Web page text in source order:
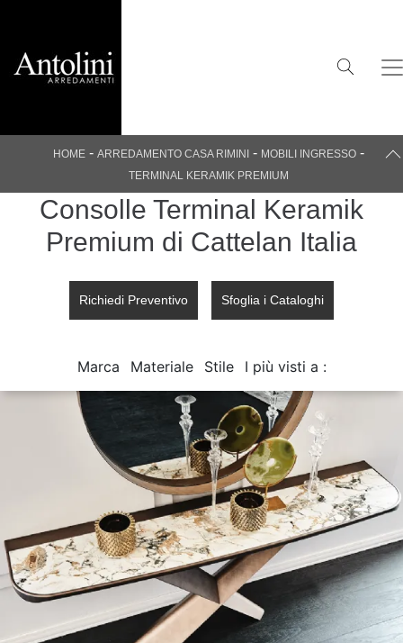
HOME- ARREDAMENTO CASA RIMINI - MOBILI INGRESSO -
TERMINAL KERAMIK PREMIUM
Consolle Terminal Keramik
Premium di Cattelan Italia
Richiedi Preventivo Sfoglia i Cataloghi
Marca Materiale Stile I più visti a :